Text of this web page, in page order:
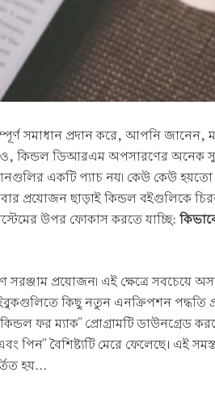
সমাধান প্রদান করে, আপনি
কিন্ডল ডিআরএম অপসারণের অনেক
একটি প্যাচ নয়৷ কেউ কেউ হয়তো
প্রয়োজন ছাড়াই কিন্ডল বইগুলিকে
উপর ফোকাস করতে যাচ্ছি:
প্রয়োজন৷ এই ক্ষেত্রে সবচেয়ে
কিছু নতুন এনক্রিপশন পদ্ধতি
ফর ম্যাক" প্রোগ্রামটি ডাউনগ্রেড
বৈশিষ্ট্যটি মেরে ফেলেছে। এই
হয়...